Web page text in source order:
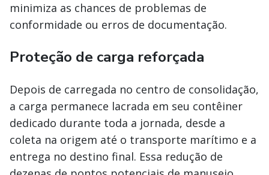
minimiza as chances de problemas de
conformidade ou erros de documentação.
Proteção de carga reforçada
Depois de carregada no centro de consolidação,
a carga permanece lacrada em seu contêiner
dedicado durante toda a jornada, desde a
coleta na origem até o transporte marítimo e a
entrega no destino final. Essa redução de